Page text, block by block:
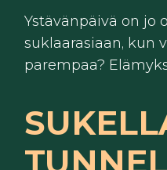
Ystävänpäivä on jo
suklaarasiaan, kun
parempaa?